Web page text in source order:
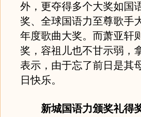
外，更夺得多个大奖如国
奖、全球国语力至尊歌手
年度歌曲大奖。而萧亚轩
奖，容祖儿也不甘示弱，
表示，由于忘了前日是其
日快乐。
新城国语力颁奖礼得